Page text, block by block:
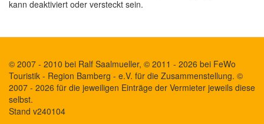
kann deaktiviert oder versteckt sein.
© 2007 - 2010 bei Ralf Saalmueller, © 2011 - 2026 bei FeWo
Touristik - Region Bamberg - e.V. für die Zusammenstellung. ©
2007 - 2026 für die jeweiligen Einträge der Vermieter jeweils diese
selbst.
Stand v240104